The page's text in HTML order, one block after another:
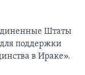
Штаты
поддержки
в Ираке».